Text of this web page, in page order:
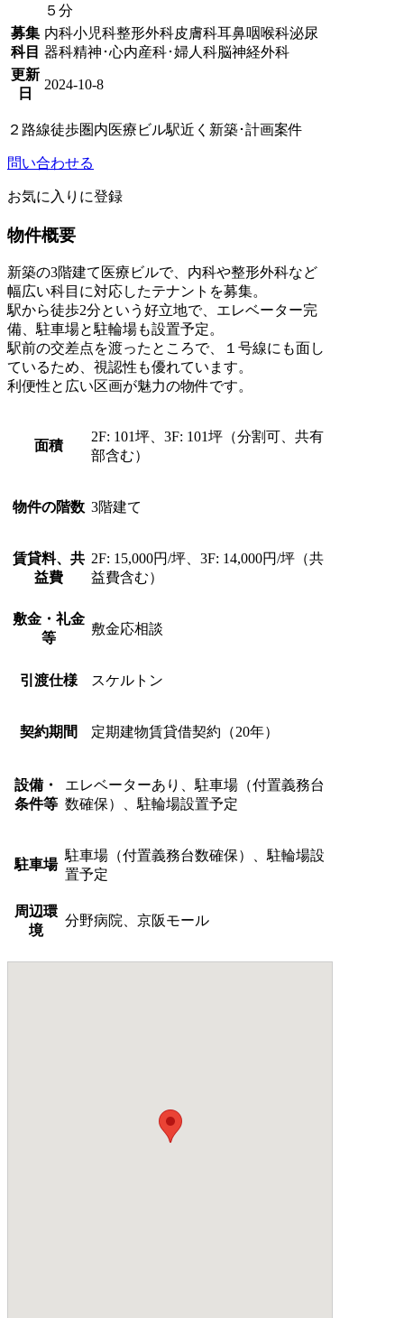
５分
募集
科目
内科小児科整形外科皮膚科耳鼻咽喉科泌尿
器科精神･心内産科･婦人科脳神経外科
更新
日
2024-10-8
２路線徒歩圏内医療ビル駅近く 新築･計画案件
問い合わせる
お気に入りに登録
物件概要
新築の3階建て医療ビルで、内科や整形外科など
幅広い科目に対応したテナントを募集。
駅から徒歩2分という好立地で、エレベーター完
備、駐車場と駐輪場も設置予定。
駅前の交差点を渡ったところで、１号線にも面し
ているため、視認性も優れています。
利便性と広い区画が魅力の物件です。
面積
2F: 101坪、3F: 101坪（分割可、共有
部含む）
物件の階数 3階建て
賃貸料、共
益費
2F: 15,000円/坪、3F: 14,000円/坪（共
益費含む）
敷金・礼金
等
敷金応相談
引渡仕様 スケルトン
契約期間 定期建物賃貸借契約（20年）
設備・
条件等
エレベーターあり、駐車場（付置義務台
数確保）、駐輪場設置予定
駐車場
駐車場（付置義務台数確保）、駐輪場設
置予定
周辺環
境
分野病院、京阪モール